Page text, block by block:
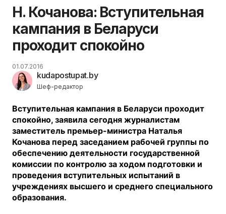
Н. Кочанова: Вступительная
кампания в Беларуси
проходит спокойно
kudapostupat.by
Шеф-редактор
01.07.2016
Вступительная кампания в Беларуси проходит
спокойно, заявила сегодня журналистам
заместитель премьер-министра Наталья
Кочанова перед заседанием рабочей группы по
обеспечению деятельности государственной
комиссии по контролю за ходом подготовки и
проведения вступительных испытаний в
учреждениях высшего и среднего специального
образования.